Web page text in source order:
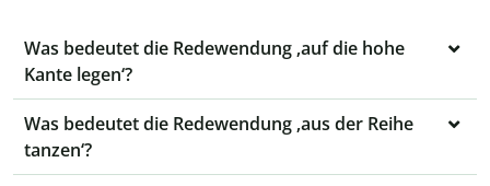
Was bedeutet die Redewendung ‚auf die hohe
Kante legen‘?
Was bedeutet die Redewendung ‚aus der Reihe
tanzen‘?